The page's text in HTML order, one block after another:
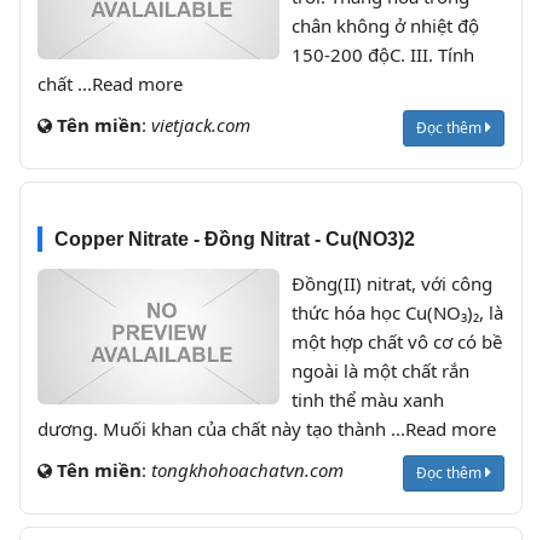
chân không ở nhiệt độ
150-200 độC. III. Tính
chất ...Read more
Tên miền: vietjack.com Đọc thêm
Copper Nitrate - Đồng Nitrat - Cu(NO3)2
Đồng(II) nitrat, với công
thức hóa học Cu(NO₃)₂, là
một hợp chất vô cơ có bề
ngoài là một chất rắn
tinh thể màu xanh
dương. Muối khan của chất này tạo thành ...Read more
Tên miền: tongkhohoachatvn.com Đọc thêm